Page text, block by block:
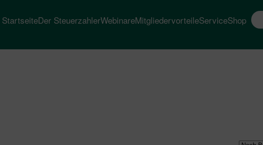
StartseiteDer SteuerzahlerWebinareMitgliedervorteileServiceShop